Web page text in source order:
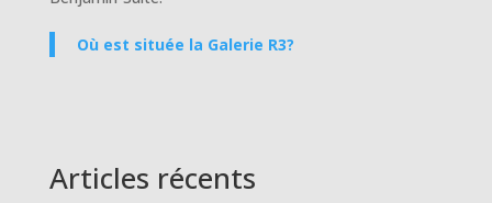
Où est située la Galerie R3?
Articles récents